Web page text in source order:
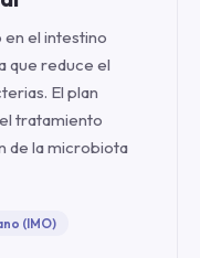
el intestino
que reduce el
El plan
tratamiento
de la microbiota
(IMO)